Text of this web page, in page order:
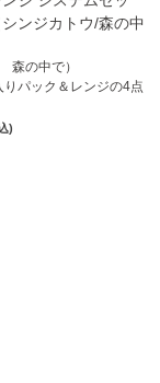
シンジカトウ/森の中
森の中で）
りパック＆レンジの4点
)